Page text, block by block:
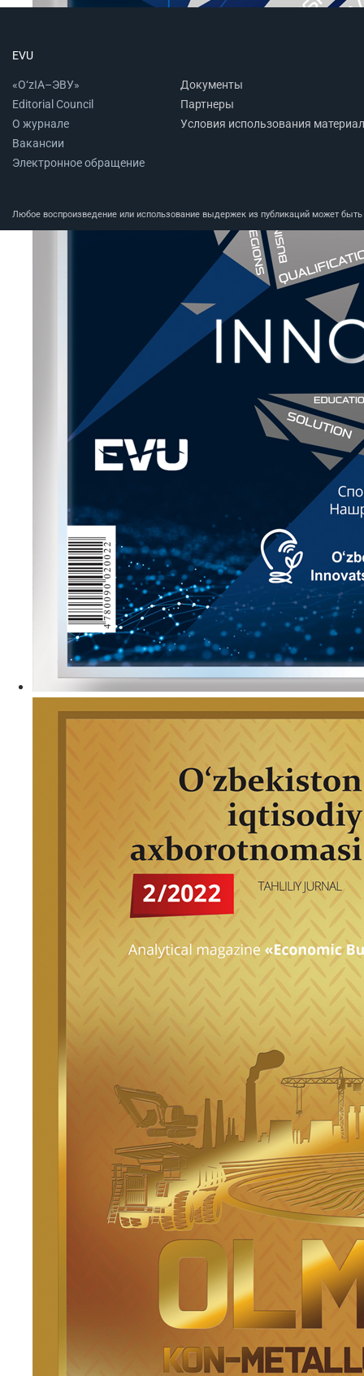
EVU
«O‘zIA–ЭВУ»
Editorial Council
О журнале
Вакансии
Электронное обращение
Документы
Партнеры
Условия использования
Любое воспроизведение или использование выдержек из публикаций может